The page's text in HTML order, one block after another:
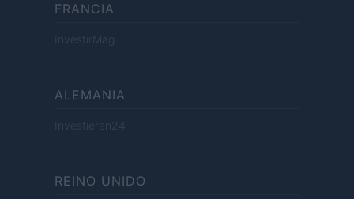
FRANCIA
InvestirMag
ALEMANIA
Investieren24
REINO UNIDO